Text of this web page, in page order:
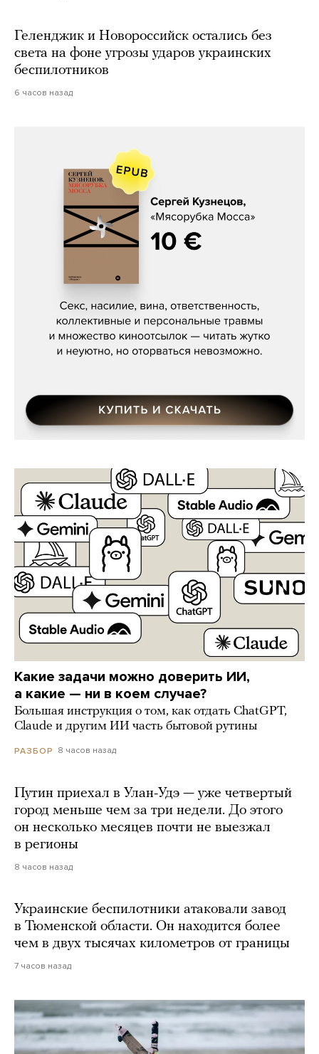
Геленджик и Новороссийск остались без
света на фоне угрозы ударов украинских
беспилотников
6 часов назад
Сергей Кузнецов, «Мясорубка
Какие задачи можно доверить ИИ,
а какие — ни в коем случае?
Большая инструкция о том, как отдать ChatGPT,
Claude и другим ИИ часть бытовой рутины
РАЗБОР 8 часов назад
Путин приехал в Улан-Удэ — уже четвертый
город меньше чем за три недели. До этого
он несколько месяцев почти не выезжал
в регионы
8 часов назад
Украинские беспилотники атаковали завод
в Тюменской области. Он находится более
чем в двух тысячах километров от границы
7 часов назад